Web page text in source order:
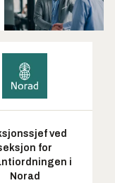
ved
for
i
Norad